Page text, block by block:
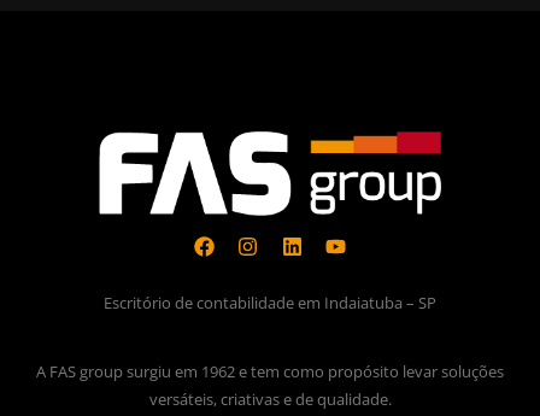
Escritório de contabilidade em Indaiatuba – SP
A FAS group surgiu em 1962 e tem como propósito levar soluções
versáteis, criativas e de qualidade.